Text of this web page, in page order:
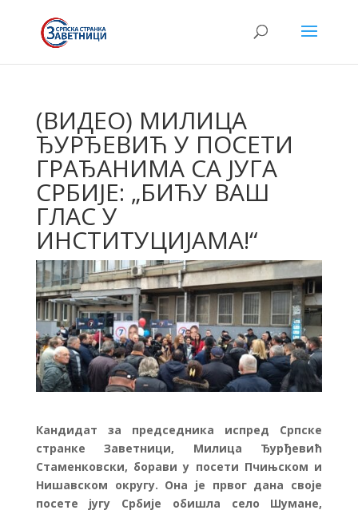
(ВИДЕО) МИЛИЦА
ЂУРЂЕВИЋ У ПОСЕТИ
ГРАЂАНИМА СА ЈУГА
СРБИЈЕ: „БИЋУ ВАШ
ГЛАС У
ИНСТИТУЦИЈАМА!“
Кандидат за председника испред Српске
странке Заветници, Милица Ђурђевић
Стаменковски, борави у посети Пчињском и
Нишавском округу. Она је првог дана своје
посете југу Србије обишла село Шумане,